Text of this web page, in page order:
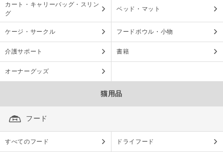
カート・キャリーバッグ・スリン
グ
ベッド・マット
ケージ・サークル フードボウル・小物
介護サポート 書籍
オーナーグッズ
猫用品
フード
すべてのフード ドライフード